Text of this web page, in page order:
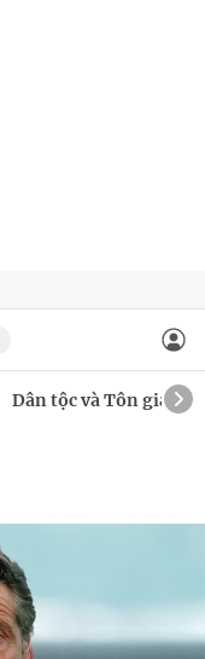
Dân tộc và Tôn giáo